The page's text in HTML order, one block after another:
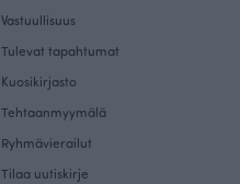
Vastuullisuus
Tulevat tapahtumat
Kuosikirjasto
Tehtaanmyymälä
Ryhmävierailut
Tilaa uutiskirje